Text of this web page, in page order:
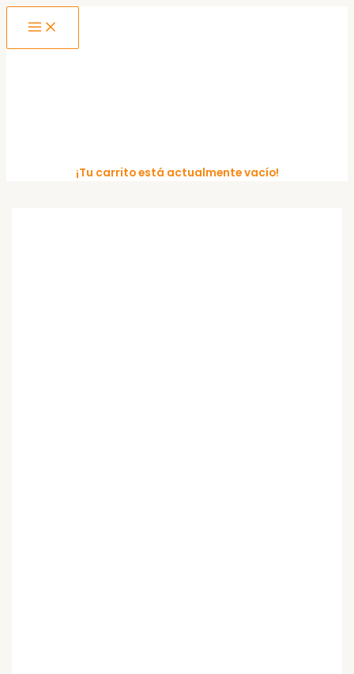
Ir
MENU
¡Tu carrito está actualmente vacío!